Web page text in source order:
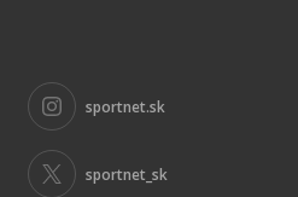
sportnet.sk
sportnet_sk